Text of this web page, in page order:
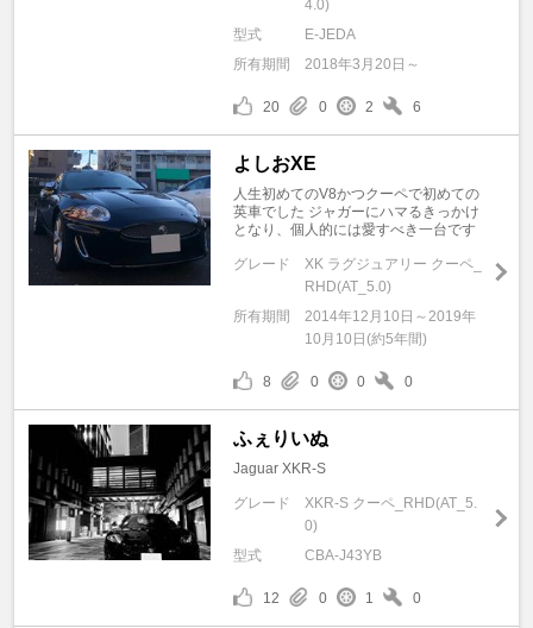
4.0)
型式
E-JEDA
所有期間
2018年3月20日～
20 0 2 6
よしおXE
人生初めてのV8かつクーペで初めての
英車でした ジャガーにハマるきっかけ
となり、個人的には愛すべき一台です
グレード
XK ラグジュアリー クーペ_
RHD(AT_5.0)
所有期間
2014年12月10日～2019年
10月10日(約5年間)
8 0 0 0
ふぇりいぬ
Jaguar XKR-S
グレード
XKR-S クーペ_RHD(AT_5.
0)
型式
CBA-J43YB
12 0 1 0